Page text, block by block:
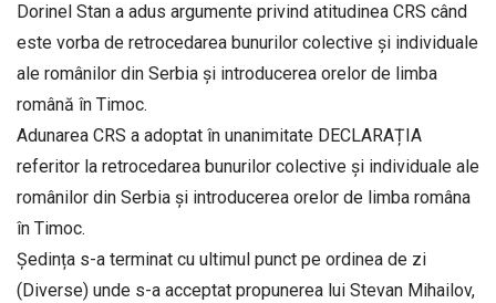
Dorinel Stan a adus argumente privind atitudinea CRS când
este vorba de retrocedarea bunurilor colective și individuale
ale românilor din Serbia și introducerea orelor de limba
română în Timoc.
Adunarea CRS a adoptat în unanimitate DECLARAȚIA
referitor la retrocedarea bunurilor colective și individuale ale
românilor din Serbia și introducerea orelor de limba româna
în Timoc.
Ședința s-a terminat cu ultimul punct pe ordinea de zi
(Diverse) unde s-a acceptat propunerea lui Stevan Mihailov,